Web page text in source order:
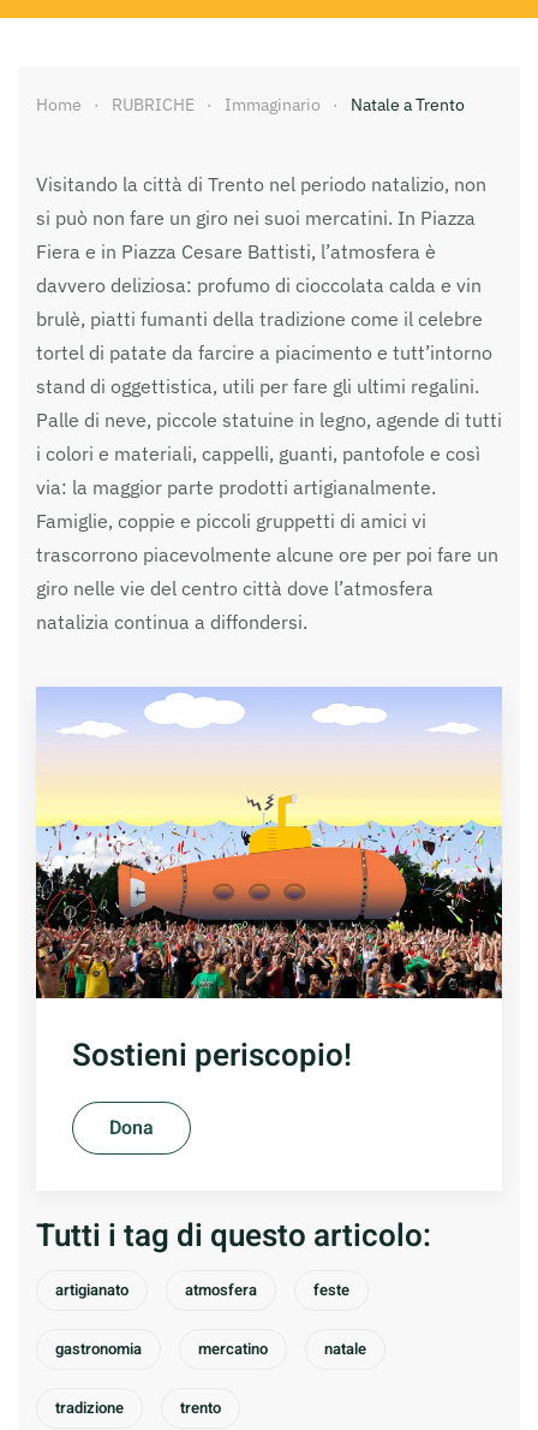
Home RUBRICHE Immaginario Natale a Trento
Visitando la città di Trento nel periodo natalizio, non
si può non fare un giro nei suoi mercatini. In Piazza
Fiera e in Piazza Cesare Battisti, l’atmosfera è
davvero deliziosa: profumo di cioccolata calda e vin
brulè, piatti fumanti della tradizione come il celebre
tortel di patate da farcire a piacimento e tutt’intorno
stand di oggettistica, utili per fare gli ultimi regalini.
Palle di neve, piccole statuine in legno, agende di tutti
i colori e materiali, cappelli, guanti, pantofole e così
via: la maggior parte prodotti artigianalmente.
Famiglie, coppie e piccoli gruppetti di amici vi
trascorrono piacevolmente alcune ore per poi fare un
giro nelle vie del centro città dove l’atmosfera
natalizia continua a diffondersi.
Sostieni periscopio!
Dona
Tutti i tag di questo articolo:
artigianato atmosfera feste
gastronomia mercatino natale
tradizione trento